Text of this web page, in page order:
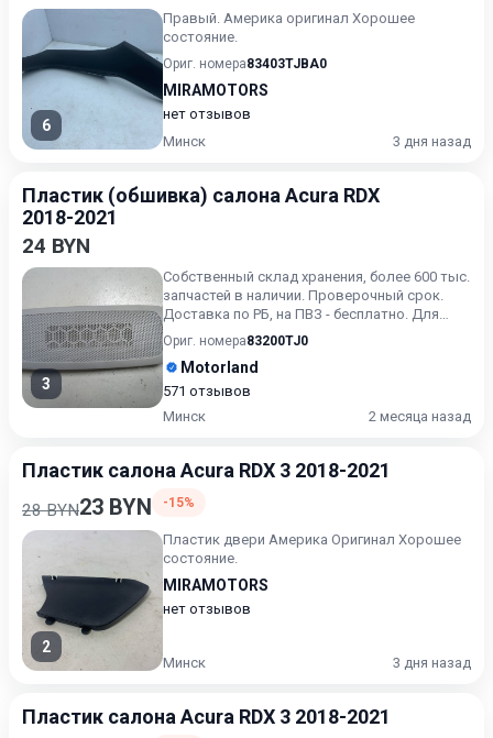
6
Правый. Америка оригинал Хорошее
состояние.
Ориг. номера83403TJBA0
MIRAMOTORS
нет отзывов
Минск
3 дня назад
Пластик (обшивка) салона Acura RDX
2018-2021
24 BYN
3
Собственный склад хранения, более 600 тыс.
запчастей в наличии. Проверочный срок.
Доставка по РБ, на ПВЗ - бесплатно. Для
получения актуальн...
Ориг. номера83200TJ0
Motorland
571 отзывов
Минск
2 месяца назад
Пластик салона Acura RDX 3 2018-2021
28 BYN23 BYN -15%
2
Пластик двери Америка Оригинал Хорошее
состояние.
MIRAMOTORS
нет отзывов
Минск 3 дня назад
Пластик салона Acura RDX 3 2018-2021